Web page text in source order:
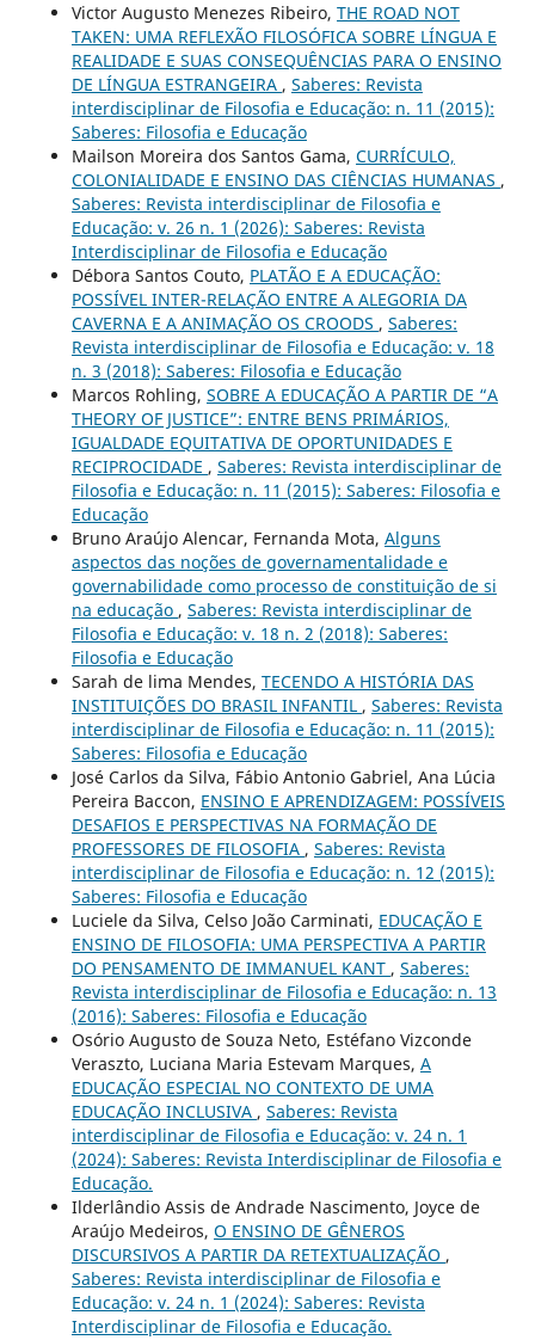
Victor Augusto Menezes Ribeiro, THE ROAD NOT
TAKEN: UMA REFLEXÃO FILOSÓFICA SOBRE LÍNGUA E
REALIDADE E SUAS CONSEQUÊNCIAS PARA O ENSINO
DE LÍNGUA ESTRANGEIRA , Saberes: Revista
interdisciplinar de Filosofia e Educação: n. 11 (2015):
Saberes: Filosofia e Educação
Mailson Moreira dos Santos Gama, CURRÍCULO,
COLONIALIDADE E ENSINO DAS CIÊNCIAS HUMANAS ,
Saberes: Revista interdisciplinar de Filosofia e
Educação: v. 26 n. 1 (2026): Saberes: Revista
Interdisciplinar de Filosofia e Educação
Débora Santos Couto, PLATÃO E A EDUCAÇÃO:
POSSÍVEL INTER-RELAÇÃO ENTRE A ALEGORIA DA
CAVERNA E A ANIMAÇÃO OS CROODS , Saberes:
Revista interdisciplinar de Filosofia e Educação: v. 18
n. 3 (2018): Saberes: Filosofia e Educação
Marcos Rohling, SOBRE A EDUCAÇÃO A PARTIR DE “A
THEORY OF JUSTICE”: ENTRE BENS PRIMÁRIOS,
IGUALDADE EQUITATIVA DE OPORTUNIDADES E
RECIPROCIDADE , Saberes: Revista interdisciplinar de
Filosofia e Educação: n. 11 (2015): Saberes: Filosofia e
Educação
Bruno Araújo Alencar, Fernanda Mota, Alguns
aspectos das noções de governamentalidade e
governabilidade como processo de constituição de si
na educação , Saberes: Revista interdisciplinar de
Filosofia e Educação: v. 18 n. 2 (2018): Saberes:
Filosofia e Educação
Sarah de lima Mendes, TECENDO A HISTÓRIA DAS
INSTITUIÇÕES DO BRASIL INFANTIL , Saberes: Revista
interdisciplinar de Filosofia e Educação: n. 11 (2015):
Saberes: Filosofia e Educação
José Carlos da Silva, Fábio Antonio Gabriel, Ana Lúcia
Pereira Baccon, ENSINO E APRENDIZAGEM: POSSÍVEIS
DESAFIOS E PERSPECTIVAS NA FORMAÇÃO DE
PROFESSORES DE FILOSOFIA , Saberes: Revista
interdisciplinar de Filosofia e Educação: n. 12 (2015):
Saberes: Filosofia e Educação
Luciele da Silva, Celso João Carminati, EDUCAÇÃO E
ENSINO DE FILOSOFIA: UMA PERSPECTIVA A PARTIR
DO PENSAMENTO DE IMMANUEL KANT , Saberes:
Revista interdisciplinar de Filosofia e Educação: n. 13
(2016): Saberes: Filosofia e Educação
Osório Augusto de Souza Neto, Estéfano Vizconde
Veraszto, Luciana Maria Estevam Marques, A
EDUCAÇÃO ESPECIAL NO CONTEXTO DE UMA
EDUCAÇÃO INCLUSIVA , Saberes: Revista
interdisciplinar de Filosofia e Educação: v. 24 n. 1
(2024): Saberes: Revista Interdisciplinar de Filosofia e
Educação.
Ilderlândio Assis de Andrade Nascimento, Joyce de
Araújo Medeiros, O ENSINO DE GÊNEROS
DISCURSIVOS A PARTIR DA RETEXTUALIZAÇÃO ,
Saberes: Revista interdisciplinar de Filosofia e
Educação: v. 24 n. 1 (2024): Saberes: Revista
Interdisciplinar de Filosofia e Educação.